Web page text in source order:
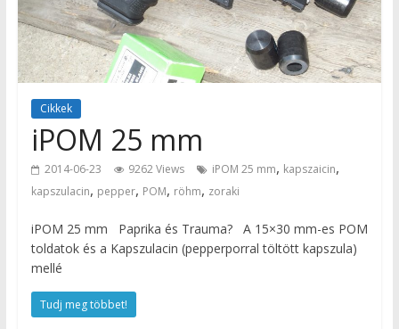
Cikkek
iPOM 25 mm
2014-06-23 9262 Views iPOM 25 mm, kapszaicin,
kapszulacin, pepper, POM, röhm, zoraki
iPOM 25 mm Paprika és Trauma? A 15×30 mm-es POM
toldatok és a Kapszulacin (pepperporral töltött kapszula)
mellé
Tudj meg többet!